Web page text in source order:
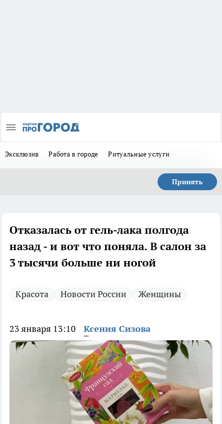
Эксклюзив Работа в городе Ритуальные услуги
Принять
Отказалась от гель-лака полгода
назад - и вот что поняла. В салон за
3 тысячи больше ни ногой
Красота Новости России Женщины
23 января 13:10 Ксения Сизова